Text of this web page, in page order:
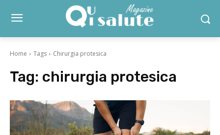
Home Tags Chirurgia protesica
Tag: chirurgia protesica